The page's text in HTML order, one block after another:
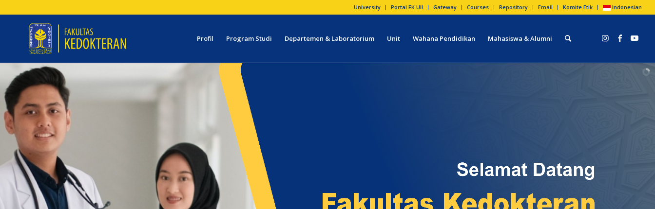
University Portal FK UII Gateway Courses Repository Email Komite Etik Indonesian
Profil Program Studi Departemen & Laboratorium Unit Wahana Pendidikan Mahasiswa & Alumni